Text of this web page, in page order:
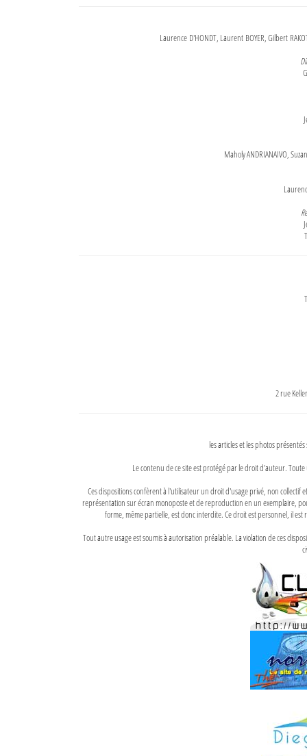
Laurence D'HONDT, Laurent BOYER, Gilbert
Maholy ANDRIANAIVO,
2 rue
les articles et les photos
Le contenu de ce site est protégé par le droit d'auteur.
Ces dispositions confèrent à l'utilisateur un droit d'usage privé, non
représentation sur écran monoposte et de reproduction en un exemplaire,
forme, même partielle, est donc interdite. Ce droit est personnel, il
Tout autre usage est soumis à autorisation préalable. La violation de ces